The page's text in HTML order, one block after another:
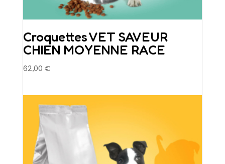
Croquettes VET SAVEUR
CHIEN MOYENNE RACE
62,00 €